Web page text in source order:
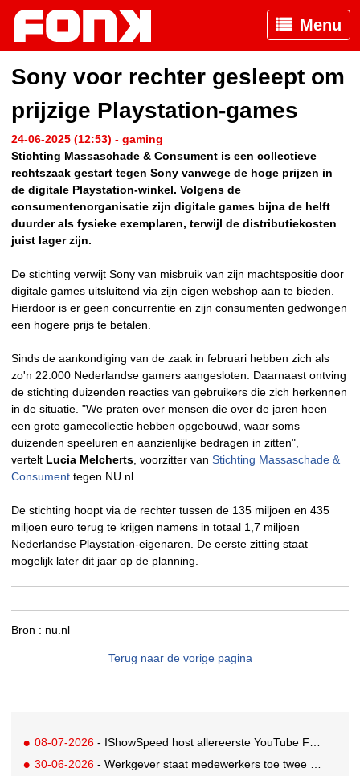
Menu
Sony voor rechter gesleept om
prijzige Playstation-games
24-06-2025 (12:53) - gaming
Stichting Massaschade & Consument is een collectieve
rechtszaak gestart tegen Sony vanwege de hoge prijzen in
de digitale Playstation-winkel. Volgens de
consumentenorganisatie zijn digitale games bijna de helft
duurder als fysieke exemplaren, terwijl de distributiekosten
juist lager zijn.
De stichting verwijt Sony van misbruik van zijn machtspositie door
digitale games uitsluitend via zijn eigen webshop aan te bieden.
Hierdoor is er geen concurrentie en zijn consumenten gedwongen
een hogere prijs te betalen.
Sinds de aankondiging van de zaak in februari hebben zich als
zo'n 22.000 Nederlandse gamers aangesloten. Daarnaast ontving
de stichting duizenden reacties van gebruikers die zich herkennen
in de situatie. "We praten over mensen die over de jaren heen
een grote gamecollectie hebben opgebouwd, waar soms
duizenden speeluren en aanzienlijke bedragen in zitten",
vertelt Lucia Melcherts , voorzitter van Stichting Massaschade &
Consument tegen NU.nl.
De stichting hoopt via de rechter tussen de 135 miljoen en 435
miljoen euro terug te krijgen namens in totaal 1,7 miljoen
Nederlandse Playstation-eigenaren. De eerste zitting staat
mogelijk later dit jaar op de planning.
Bron : nu.nl
Terug naar de vorige pagina
08-07-2026 - IShowSpeed host allereerste YouTube FIFA Creator Cup
30-06-2026 - Werkgever staat medewerkers toe twee dagen betaald te gamen